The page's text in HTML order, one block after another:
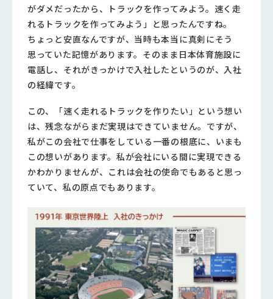
がダメだったから、トラックを作ってみよう。速く走
れるトラックを作ってみよう」と思ったんですね。
ちょっと安直なんですが、当時も本当に真剣にそう
思っていた記憶があります。そのまま日本体育施設に
電話し、それがきっかけで入社したというのが、入社
の経緯です。
この、「速く走れるトラックを作りたい」という想い
は、残念ながらまだ実現はできていません。ですが、
私がこの会社で仕事をしている一番の根底に、いまも
この想いがあります。私が会社にいる間に実現できる
かわかりませんが、これは会社の使命でもあると思っ
ていて、私の原点でもあります。